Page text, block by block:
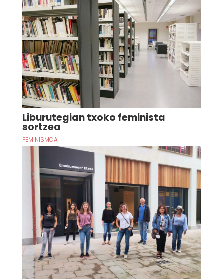
Liburutegian txoko feminista
sortzea
FEMINISMOA